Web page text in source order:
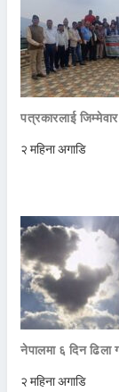
पत्रकारलाई
२ महिना अगाडि
नेपालमा ६ दिन
२ महिना अगाडि